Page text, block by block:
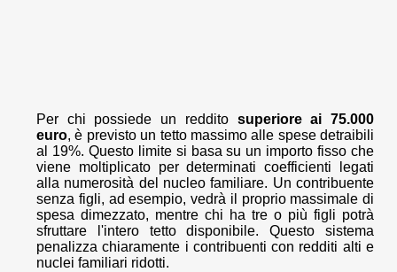
Per chi possiede un reddito superiore ai 75.000
euro, è previsto un tetto massimo alle spese detraibili
al 19%. Questo limite si basa su un importo fisso che
viene moltiplicato per determinati coefficienti legati
alla numerosità del nucleo familiare. Un contribuente
senza figli, ad esempio, vedrà il proprio massimale di
spesa dimezzato, mentre chi ha tre o più figli potrà
sfruttare l'intero tetto disponibile. Questo sistema
penalizza chiaramente i contribuenti con redditi alti e
nuclei familiari ridotti.